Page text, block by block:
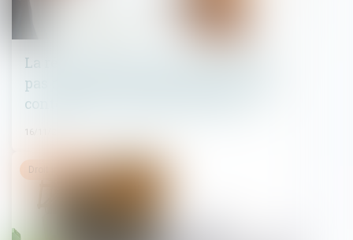
La réception tacite des travaux n’est
pas non équivoque en présence d’une
contestation constante de ceux-ci
16/11/2022
Droit immobilier